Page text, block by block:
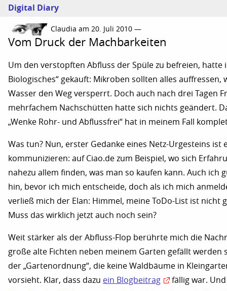
Digital Diary
Claudia am 20. Juli 2010 —
Vom Druck der Machbarkeiten
Um den verstopften Abfluss der Spüle zu befreien, hatte
Biologisches“ gekauft: Mikroben sollten alles auffressen,
Wasser den Weg versperrt. Doch auch nach drei Tagen
mehrfachem Nachschütten hatte sich nichts geändert.
„Wenke Rohr- und Abflussfrei“ hat in meinem Fall
Was tun? Nun, erster Gedanke eines Netz-Urgesteins ist
kommunizieren: auf Ciao.de zum Beispiel, wo sich
nahezu allem finden, was man so kaufen kann. Auch ich
hin, bevor ich mich entscheide, doch als ich mich
verließ mich der Elan: Himmel, meine ToDo-List ist nicht
Muss das wirklich jetzt auch noch sein?
Weit stärker als der Abfluss-Flop berührte mich die
große alte Fichten neben meinem Garten gefällt werden
der „Gartenordnung“, die keine Waldbäume in
vorsieht. Klar, dass dazu ein Blogbeitrag
fällig war.